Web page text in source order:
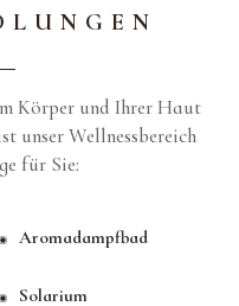
Körper und Ihrer Haut
unser Wellnessbereich
für Sie:
Aromadampfbad
Solarium